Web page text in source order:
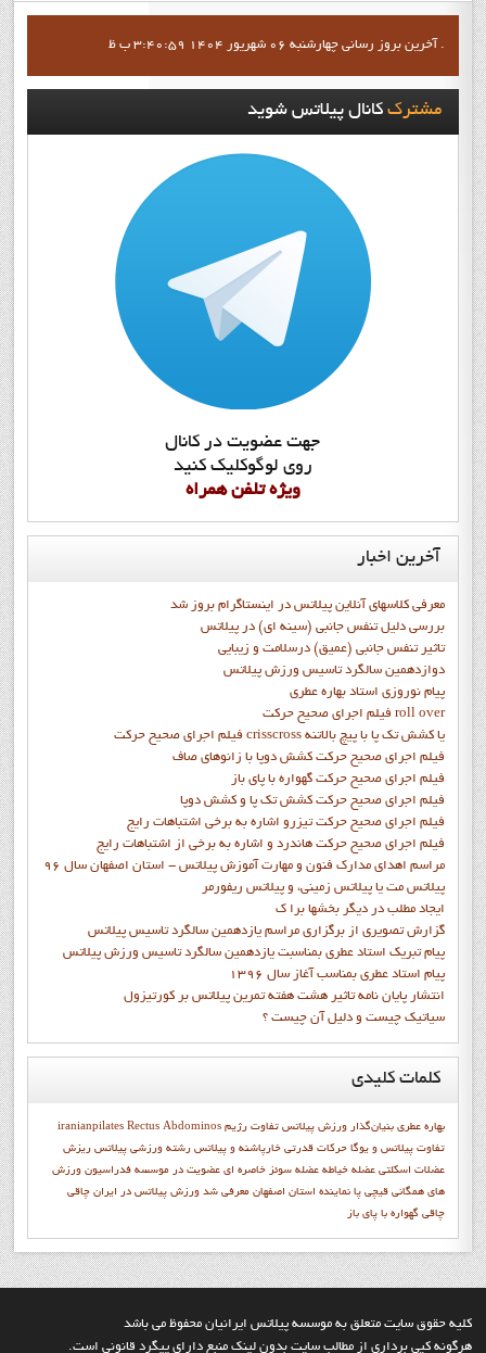
آخرين بروز رساني چهارشنبه 06 شهریور 1404 3:40:59 ب ظ .
مشترککانال پيلاتس شويد
جهت عضويت در کانال
روي لوگوکليک کنيد
ويژه تلفن همراه
آخرین اخبار
معرفی کلاسهای آنلاین پیلاتس در اینستاگرام بروز شد
بررسی دلیل تنفس جانبی (سینه ای) در پیلاتس
تاثیر تنفس جانبی (عمیق) درسلامت و زیبایی
دوازدهمين سالگرد تاسيس ورزش پيلاتس
پيام نوروزي استاد بهاره عطري
فيلم اجراي صحيح حرکت roll over
فيلم اجراي صحيح حركت crisscross يا كشش تك پا با پيچ بالاتنه
فيلم اجراي صحيح حرکت كشش دوپا با زانوهاي صاف
فيلم اجراي صحيح حرکت گهواره با پاي باز
فيلم اجراي صحيح حرکت کشش تک پا و کشش دوپا
فيلم اجراي صحيح حرکت تيزرو اشاره به برخي اشتباهات رايج
فيلم اجراي صحيح حرکت هاندرد و اشاره به برخي از اشتباهات رايج
مراسم اهدای مدارک فنون و مهارت آموزش پیلاتس - استان اصفهان سال 96
پیلاتس مت یا پیلاتس زمینی، و پیلاتس ریفورمر
ايجاد مطلب در ديگر بخشها برا ک
گزارش تصويري از برگزاري مراسم يازدهمين سالگرد تاسيس پيلاتس
پيام تبريک استاد عطري بمناسبت يازدهمين سالگرد تاسيس ورزش پيلاتس
پيام استاد عطري بمناسب آغاز سال 1396
انتشار پايان نامه تاثیر هشت هفته تمرین پیلاتس بر کورتیزول
سیاتیک چیست و دلیل آن چیست ؟
کلماتکلیدی
iranianpilates Rectus Abdominos بهاره عطري بنيان‌گذار ورزش پيلاتس تفاوت رژيم
تفاوت پیلاتس و یوگا حرکات قدرتی خارپاشنه و پیلاتس رشته ورزشی پیلاتس ریزش
عضلات اسکلتی عضله خیاطه عضله سوئز خاصره ای عضویت در موسسه فدراسیون ورزش
های همگانی قيچي پا نماينده استان اصفهان معرفي شد ورزش پيلاتس در ايران چاقي
چاقی گهواره با پاي باز
کليه حقوق سايت متعلق به موسسه پيلاتس ايرانيان محفوظ مي باشد
هرگونه کپي برداري از مطالب سايت بدون لينک منبع داراي پيگرد قانوني است.